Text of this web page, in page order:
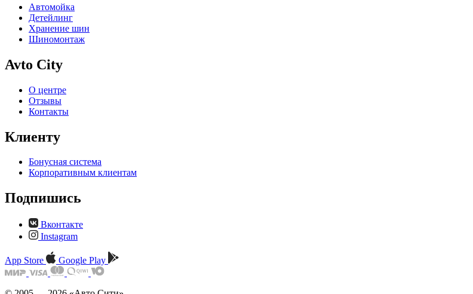
Автомойка
Детейлинг
Хранение шин
Шиномонтаж
Avto City
О центре
Отзывы
Контакты
Клиенту
Бонусная система
Корпоративным клиентам
Подпишись
Вконтакте
Instagram
App Store Google Play